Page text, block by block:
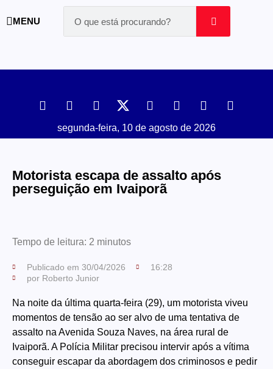
MENU
segunda-feira, 10 de agosto de 2026
Motorista escapa de assalto após
perseguição em Ivaiporã
Tempo de leitura: 2 minutos
Publicado em 30/04/2026
16:28
por Roberto Junior
Na noite da última quarta-feira (29), um motorista viveu
momentos de tensão ao ser alvo de uma tentativa de
assalto na Avenida Souza Naves, na área rural de
Ivaiporã. A Polícia Militar precisou intervir após a vítima
conseguir escapar da abordagem dos criminosos e pedir